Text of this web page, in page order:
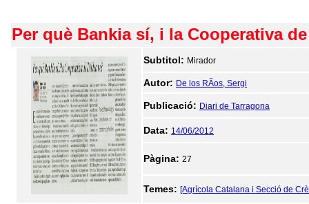
Per què Bankia sí, i la Cooperativa
Subtitol: Mirador
Autor: De los RÃ­os, Sergi
Publicació: Diari de Tarragona
Data: 14/06/2012
Pàgina: 27
Temes: [Agrícola Catalana i Secció de